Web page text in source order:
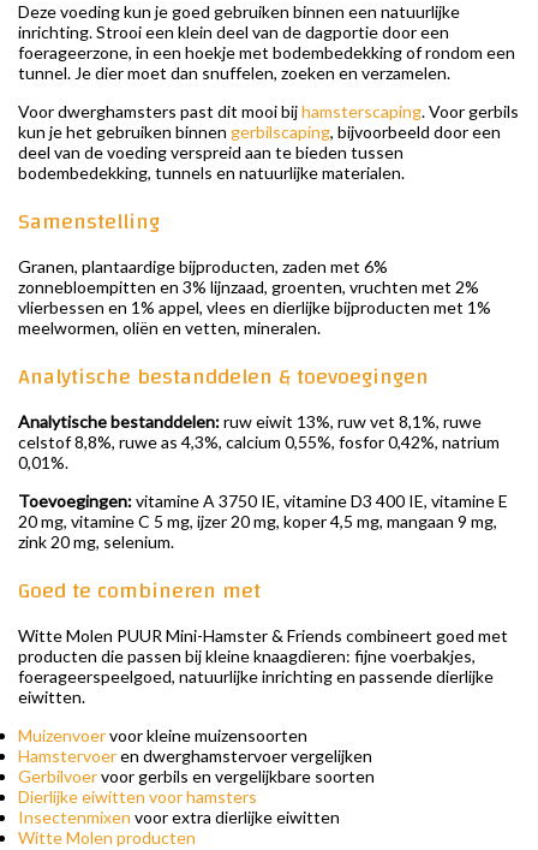
Deze voeding kun je goed gebruiken binnen een natuurlijke
inrichting. Strooi een klein deel van de dagportie door een
foerageerzone, in een hoekje met bodembedekking of rondom een
tunnel. Je dier moet dan snuffelen, zoeken en verzamelen.
Voor dwerghamsters past dit mooi bijhamsterscaping. Voor gerbils
kun je het gebruiken binnen gerbilscaping, bijvoorbeeld door een
deel van de voeding verspreid aan te bieden tussen
bodembedekking, tunnels en natuurlijke materialen.
Samenstelling
Granen, plantaardige bijproducten, zaden met 6%
zonnebloempitten en 3% lijnzaad, groenten, vruchten met 2%
vlierbessen en 1% appel, vlees en dierlijke bijproducten met 1%
meelwormen, oliën en vetten, mineralen.
Analytische bestanddelen & toevoegingen
Analytische bestanddelen:ruw eiwit 13%, ruw vet 8,1%, ruwe
celstof 8,8%, ruwe as 4,3%, calcium 0,55%, fosfor 0,42%, natrium
0,01%.
Toevoegingen:vitamine A 3750 IE, vitamine D3 400 IE, vitamine E
20 mg, vitamine C 5 mg, ijzer 20 mg, koper 4,5 mg, mangaan 9 mg,
zink 20 mg, selenium.
Goed te combineren met
Witte Molen PUUR Mini-Hamster & Friends combineert goed met
producten die passen bij kleine knaagdieren: fijne voerbakjes,
foerageerspeelgoed, natuurlijke inrichting en passende dierlijke
eiwitten.
Muizenvoervoor kleine muizensoorten
Hamstervoeren dwerghamstervoer vergelijken
Gerbilvoervoor gerbils en vergelijkbare soorten
Dierlijke eiwitten voor hamsters
Insectenmixen voor extra dierlijke eiwitten
Witte Molen producten